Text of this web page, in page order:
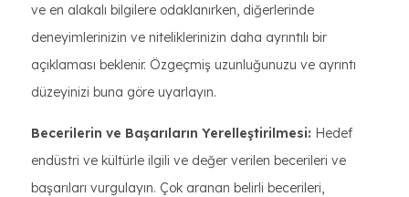
ve en alakalı bilgilere odaklanırken, diğerlerinde
deneyimlerinizin ve niteliklerinizin daha ayrıntılı bir
açıklaması beklenir. Özgeçmiş uzunluğunuzu ve ayrıntı
düzeyinizi buna göre uyarlayın.
Becerilerin ve Başarıların Yerelleştirilmesi: Hedef
endüstri ve kültürle ilgili ve değer verilen becerileri ve
başarıları vurgulayın. Çok aranan belirli becerileri,